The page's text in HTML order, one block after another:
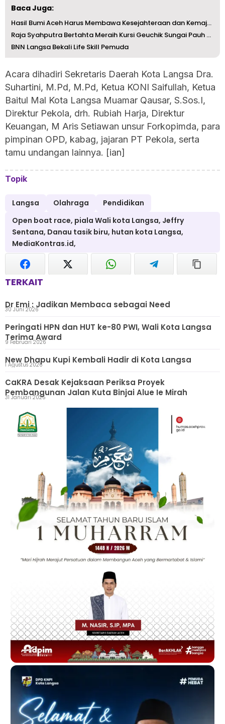
Baca Juga:
Hasil Bumi Aceh Harus Membawa Kesejahteraan dan Kemajuan ...
Raja Syahputra Bertahta Meraih Kursi Geuchik Sungai Pauh ...
BNN Langsa Bekali Life Skill Pemuda
Acara dihadiri Sekretaris Daerah Kota Langsa Dra.
Suhartini, M.Pd, M.Pd, Ketua KONI Saifullah, Ketua
Baitul Mal Kota Langsa Muamar Qausar, S.Sos.I,
Direktur Pekola, drh. Rubiah Harja, Direktur
Keuangan, M Aris Setiawan unsur Forkopimda, para
pimpinan OPD, kabag, jajaran PT Pekola, serta
tamu undangan lainnya. [ian]
Topik
Langsa Olahraga
Pendidikan
Open boat race, piala Wali kota Langsa, Jeffry
Sentana, Danau tasik biru, hutan kota Langsa,
MediaKontras.id,
TERKAIT
Dr Emi : Jadikan Membaca sebagai Need
30 Juni 2026
Peringati HPN dan HUT ke-80 PWI, Wali Kota Langsa
Terima Award
9 Februari 2026
New Dhapu Kupi Kembali Hadir di Kota Langsa
1 Agustus 2026
CaKRA Desak Kejaksaan Periksa Proyek
Pembangunan Jalan Kuta Binjai Alue Ie Mirah
31 Januari 2025